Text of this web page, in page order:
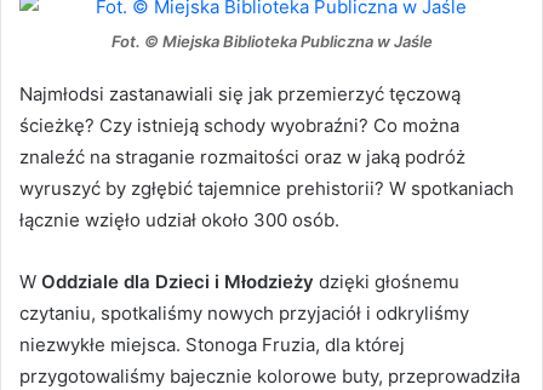
Fot. © Miejska Biblioteka Publiczna w Jaśle
Najmłodsi zastanawiali się jak przemierzyć tęczową
ścieżkę? Czy istnieją schody wyobraźni? Co można
znaleźć na straganie rozmaitości oraz w jaką podróż
wyruszyć by zgłębić tajemnice prehistorii? W spotkaniach
łącznie wzięło udział około 300 osób.
W Oddziale dla Dzieci i Młodzieży dzięki głośnemu
czytaniu, spotkaliśmy nowych przyjaciół i odkryliśmy
niezwykłe miejsca. Stonoga Fruzia, dla której
przygotowaliśmy bajecznie kolorowe buty, przeprowadziła